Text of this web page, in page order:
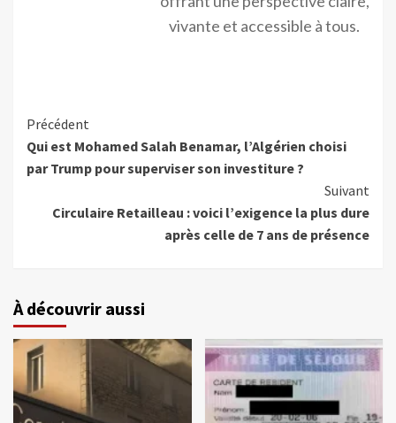
vivante et accessible à tous.
Précédent
Qui est Mohamed Salah Benamar, l’Algérien choisi
par Trump pour superviser son investiture ?
Suivant
Circulaire Retailleau : voici l’exigence la plus dure
après celle de 7 ans de présence
À découvrir aussi